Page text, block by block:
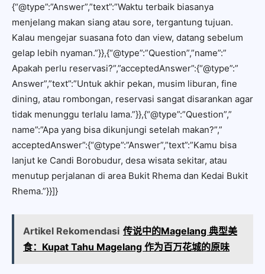
{“@type”:”Answer”,”text”:”Waktu terbaik biasanya
menjelang makan siang atau sore, tergantung tujuan.
Kalau mengejar suasana foto dan view, datang sebelum
gelap lebih nyaman.”}},{“@type”:”Question”,”name”:”
Apakah perlu reservasi?”,”acceptedAnswer”:{“@type”:”
Answer”,”text”:”Untuk akhir pekan, musim liburan, fine
dining, atau rombongan, reservasi sangat disarankan agar
tidak menunggu terlalu lama.”}},{“@type”:”Question”,”
name”:”Apa yang bisa dikunjungi setelah makan?”,”
acceptedAnswer”:{“@type”:”Answer”,”text”:”Kamu bisa
lanjut ke Candi Borobudur, desa wisata sekitar, atau
menutup perjalanan di area Bukit Rhema dan Kedai Bukit
Rhema.”}}]}
Artikel Rekomendasi 传说中的Magelang 典型美
食：Kupat Tahu Magelang 作为百万花城的原味